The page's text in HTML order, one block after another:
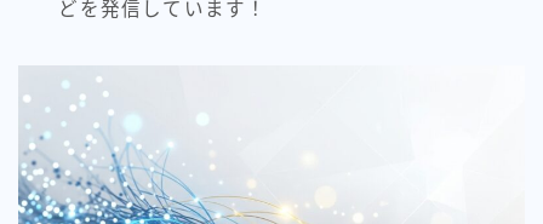
どを発信しています！